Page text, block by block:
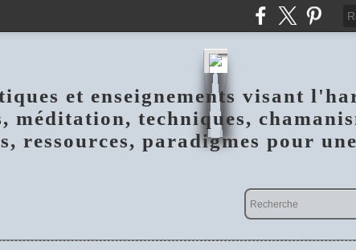
et enseignements visant
méditation, techniques,
ressources, paradigmes pour